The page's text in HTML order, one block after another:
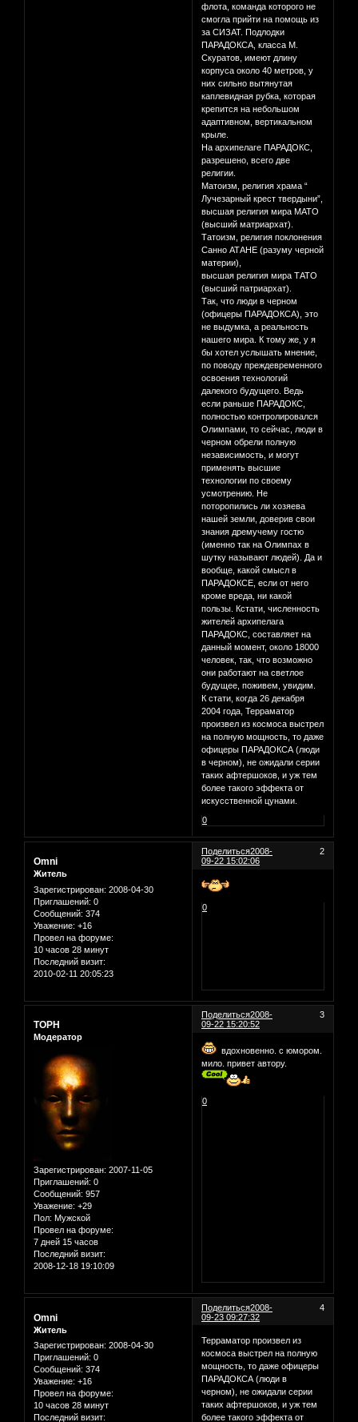
флота, команда которого не
смогла прийти на помощь из
за СИЗАТ. Подлодки
ПАРАДОКСА, класса М.
Скуратов, имеют длину
корпуса около 40 метров, у
них сильно вытянутая
каплевидная рубка, которая
крепится на небольшом
адаптивном, вертикальном
крыле.
На архипелаге ПАРАДОКС,
разрешено, всего две
религии.
Матоизм, религия храма “
Лучезарный крест твердыни”,
высшая религия мира МАТО
(высший матриархат).
Татоизм, религия поклонения
Санно АТАНЕ (разуму черной
материи),
высшая религия мира ТАТО
(высший патриархат).
Так, что люди в черном
(офицеры ПАРАДОКСА), это
не выдумка, а реальность
нашего мира. К тому же, у я
бы хотел услышать мнение,
по поводу преждевременного
освоения технологий
далекого будущего. Ведь
если раньше ПАРАДОКС,
полностью контролировался
Олимпами, то сейчас, люди в
черном обрели полную
независимость, и могут
применять высшие
технологии по своему
усмотрению. Не
поторопились ли хозяева
нашей земли, доверив свои
знания дремучему гостю
(именно так на Олимпах в
шутку называют людей). Да и
вообще, какой смысл в
ПАРАДОКСЕ, если от него
кроме вреда, ни какой
пользы. Кстати, численность
жителей архипелага
ПАРАДОКС, составляет на
данный момент, около 18000
человек, так, что возможно
они работают на светлое
будущее, поживем, увидим.
К стати, когда 26 декабря
2004 года, Терраматор
произвел из космоса выстрел
на полную мощность, то даже
офицеры ПАРАДОКСА (люди
в черном), не ожидали серии
таких афтершоков, и уж тем
более такого эффекта от
искусственной цунами.
0
Поделиться 2
2008-
09-22 15:02:06
Omni
Житель
Зарегистрирован: 2008-04-30
Приглашений: 0
Сообщений: 374
Уважение: +16
Провел на форуме:
10 часов 28 минут
Последний визит:
2010-02-11 20:05:23
0
Поделиться 3
2008-
09-22 15:20:52
ТОРН
Модератор
Зарегистрирован: 2007-11-05
Приглашений: 0
Сообщений: 957
Уважение: +29
Пол: Мужской
Провел на форуме:
7 дней 15 часов
Последний визит:
2008-12-18 19:10:09
вдохновенно. с юмором.
мило. привет автору.
0
Поделиться 4
2008-
09-23 09:27:32
Omni
Житель
Зарегистрирован: 2008-04-30
Приглашений: 0
Сообщений: 374
Уважение: +16
Провел на форуме:
10 часов 28 минут
Последний визит:
Терраматор произвел из
космоса выстрел на полную
мощность, то даже офицеры
ПАРАДОКСА (люди в
черном), не ожидали серии
таких афтершоков, и уж тем
более такого эффекта от